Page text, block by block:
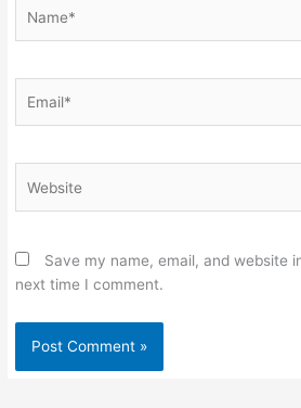
Save my name, email, and website
next time I comment.